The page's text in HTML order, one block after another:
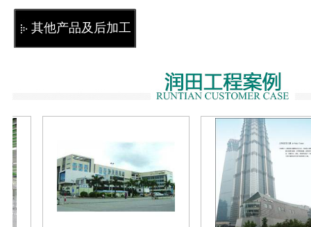
其他产品及后加工